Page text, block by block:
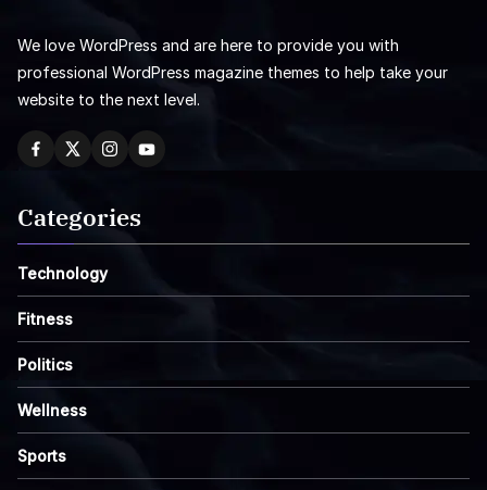
We love WordPress and are here to provide you with
professional WordPress magazine themes to help take your
website to the next level.
Categories
Technology
Fitness
Politics
Wellness
Sports